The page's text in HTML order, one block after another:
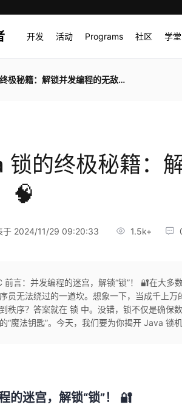
开发 活动 Programs 社区 学堂
秘籍：解锁并发编程的无敌技巧！🧠
锁的终极秘籍：
🧠
于 2024/11/29 09:20:33 1.5k+
前言：并发编程的迷宫，解锁“锁”！ 🔐在大
员无法绕过的一道坎。想象一下，当成千上
秩序？答案就在 锁 中。没错，锁不仅是确保
“魔法钥匙”。今天，我们要为你揭开 Java 锁
的迷宫，解锁“锁”！ 🔐